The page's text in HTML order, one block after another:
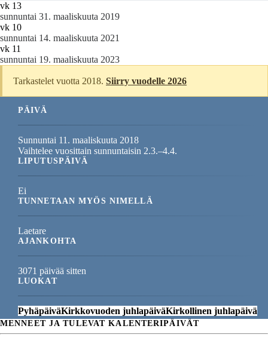
vk 13
sunnuntai 31. maaliskuuta 2019
vk 10
sunnuntai 14. maaliskuuta 2021
vk 11
sunnuntai 19. maaliskuuta 2023
Tarkastelet vuotta 2018.Siirry vuodelle 2026
PÄIVÄ
Sunnuntai 11. maaliskuuta 2018
Vaihtelee vuosittain sunnuntaisin 2.3.–4.4.
LIPUTUSPÄIVÄ
Ei
TUNNETAAN MYÖS NIMELLÄ
Laetare
AJANKOHTA
3071 päivää sitten
LUOKAT
PyhäpäiväKirkkovuoden juhlapäiväKirkollinen juhlapäivä
MENNEET JA TULEVAT KALENTERIPÄIVÄT